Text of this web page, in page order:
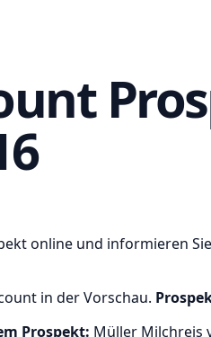
online und informieren
in der Vorschau.
Prospekt: Müller Milchreis